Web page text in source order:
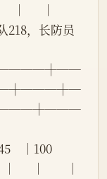
│      │
，长防员
│100
│      │        │